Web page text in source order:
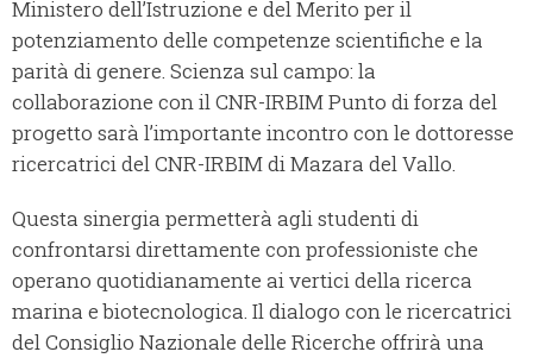
Ministero dell’Istruzione e del Merito per il
potenziamento delle competenze scientifiche e la
parità di genere. Scienza sul campo: la
collaborazione con il CNR-IRBIM Punto di forza del
progetto sarà l’importante incontro con le dottoresse
ricercatrici del CNR-IRBIM di Mazara del Vallo.
Questa sinergia permetterà agli studenti di
confrontarsi direttamente con professioniste che
operano quotidianamente ai vertici della ricerca
marina e biotecnologica. Il dialogo con le ricercatrici
del Consiglio Nazionale delle Ricerche offrirà una